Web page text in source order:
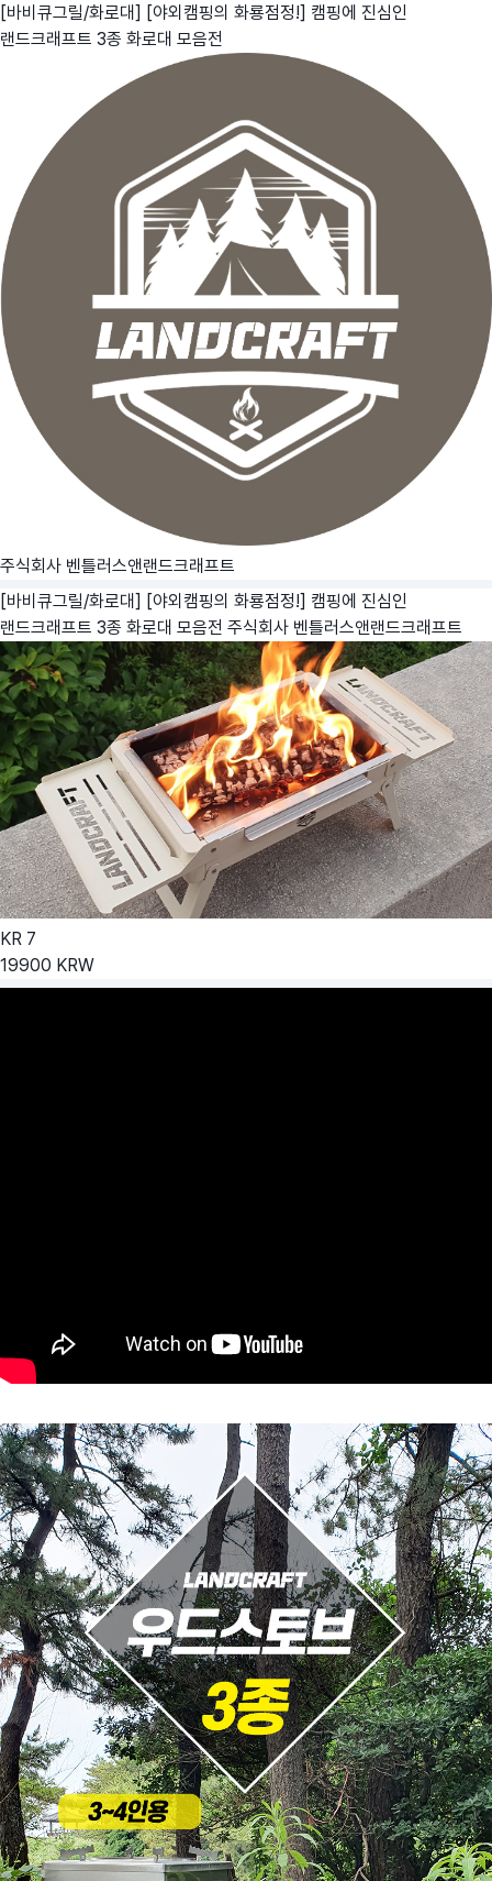
[바비큐그릴/화로대] [야외캠핑의 화룡점정!] 캠핑에 진심인
랜드크래프트 3종 화로대 모음전
주식회사 벤틀러스앤랜드크래프트
[바비큐그릴/화로대] [야외캠핑의 화룡점정!] 캠핑에 진심인
랜드크래프트 3종 화로대 모음전 주식회사 벤틀러스앤랜드크래프트
KR 7
19900 KRW